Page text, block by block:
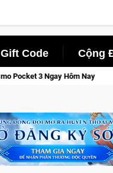
Gift Code Cộng
Lineage W – Quyền